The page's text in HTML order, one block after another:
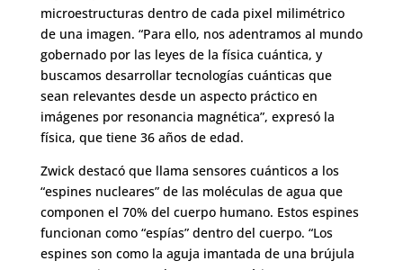
microestructuras dentro de cada pixel milimétrico
de una imagen. “Para ello, nos adentramos al mundo
gobernado por las leyes de la física cuántica, y
buscamos desarrollar tecnologías cuánticas que
sean relevantes desde un aspecto práctico en
imágenes por resonancia magnética”, expresó la
física, que tiene 36 años de edad.
Zwick destacó que llama sensores cuánticos a los
“espines nucleares” de las moléculas de agua que
componen el 70% del cuerpo humano. Estos espines
funcionan como “espías” dentro del cuerpo. “Los
espines son como la aguja imantada de una brújula